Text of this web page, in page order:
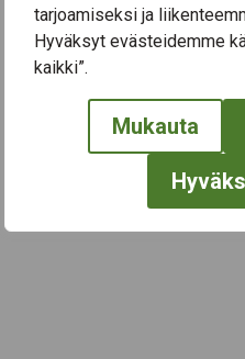
tarjoamiseksi ja
Hyväksyt evästeidemme
kaikki”.
Mukauta
← Näytä